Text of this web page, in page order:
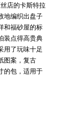
店的卡斯特拉
地编织出盘子
和福砂屋的标
装点得高贵典
用了玩味十足
图案，复古
的包，适用于